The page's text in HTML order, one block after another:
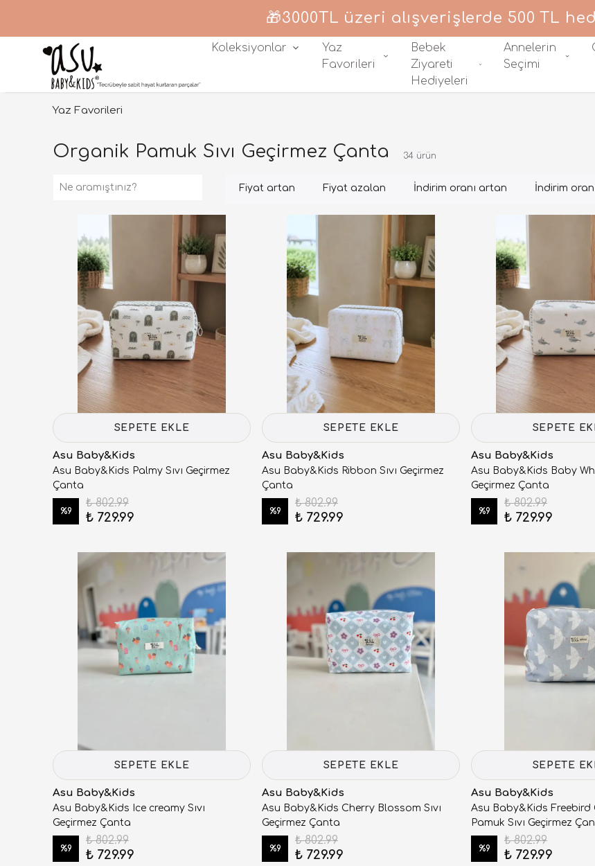
🎁3000TL üzeri alışverişlerde 500 TL
Koleksiyonlar
Yaz
Favorileri
Bebek
Ziyareti
Hediyeleri
Annelerin
Seçimi
Yaz Favorileri
Organik Pamuk Sıvı Geçirmez Çanta 34 ürün
Fiyat artan Fiyat azalan İndirim oranı artan İndirim
SEPETE EKLE
Asu Baby&Kids
Asu Baby&Kids Palmy Sıvı Geçirmez
Çanta
%9
₺ 802.99
₺ 729.99
SEPETE EKLE
Asu Baby&Kids
Asu Baby&Kids Ribbon Sıvı Geçirmez
Çanta
%9
₺ 802.99
₺ 729.99
SEPETE
Asu Baby&Kids
Asu Baby&Kids Baby
Geçirmez Çanta
%9
₺ 802.99
₺ 729.99
SEPETE EKLE
Asu Baby&Kids
Asu Baby&Kids Ice creamy Sıvı
Geçirmez Çanta
%9
₺ 802.99
₺ 729.99
SEPETE EKLE
Asu Baby&Kids
Asu Baby&Kids Cherry Blossom Sıvı
Geçirmez Çanta
%9
₺ 802.99
₺ 729.99
SEPETE
Asu Baby&Kids
Asu Baby&Kids Freebird
Pamuk Sıvı Geçirmez
%9
₺ 802.99
₺ 729.99